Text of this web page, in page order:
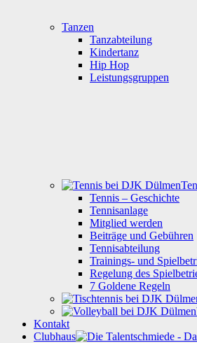
Tanzen
Tanzabteilung
Kindertanz
Hip Hop
Leistungsgruppen
Tennis – Geschichte
Tennisanlage
Mitglied werden
Beiträge und Gebühren
Tennisabteilung
Trainings- und
Regelung des
7 Goldene Regeln
Kontakt
Clubhaus